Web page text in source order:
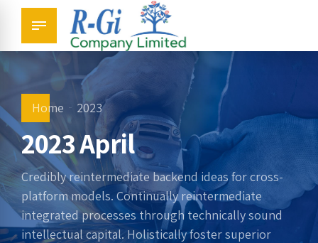
Home 2023
2023 April
Credibly reintermediate backend ideas for cross-
platform models. Continually reintermediate
integrated processes through technically sound
intellectual capital. Holistically foster superior